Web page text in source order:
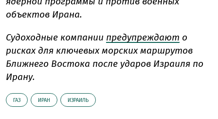
объектов Ирана.
Судоходные компании предупреждают о
рисках для ключевых морских маршрутов
Ближнего Востока после ударов Израиля по
Ирану.
ГАЗ ИРАН ИЗРАИЛЬ